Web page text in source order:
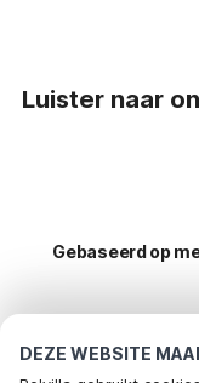
DEZE WEBSITE
Luister naar
Gebaseerd op
Meest